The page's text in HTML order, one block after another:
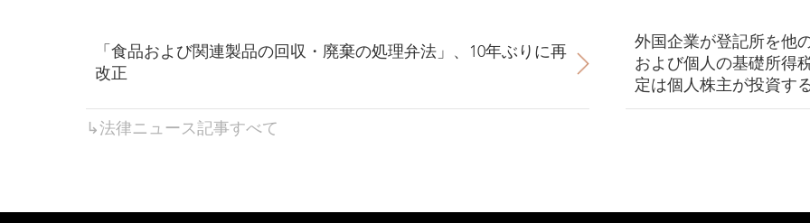
「食品および関連製品の回収・廃棄の処理弁法」、10年ぶりに再
改正
外国企業が登記所を他
および個人の基礎所得
定は個人株主が投資す
↳法律ニュース記事すべて